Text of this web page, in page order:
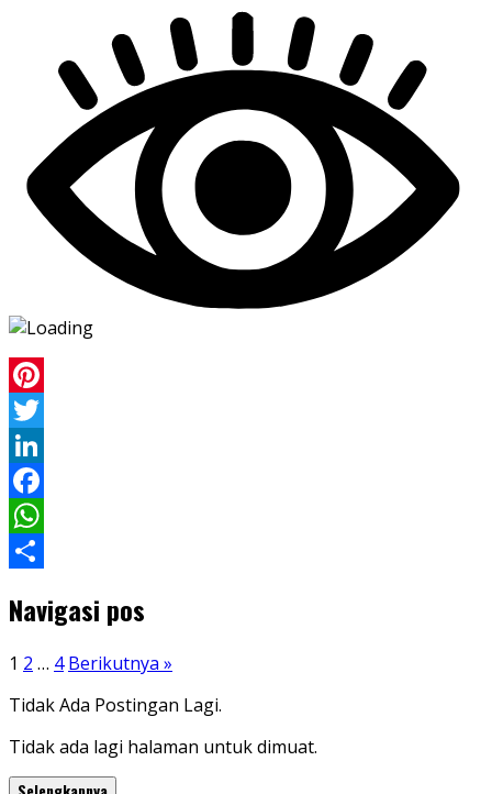
Pinterest
Twitter
LinkedIn
Facebook
WhatsApp
Navigasi pos
1 2 … 4 Berikutnya »
Tidak Ada Postingan Lagi.
Tidak ada lagi halaman untuk dimuat.